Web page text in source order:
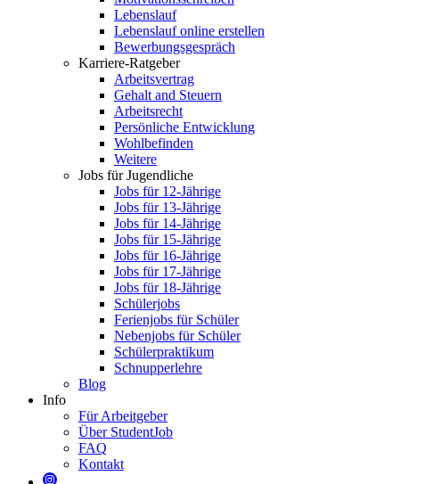
Lebenslauf
Lebenslauf online erstellen
Bewerbungsgespräch
Karriere-Ratgeber
Arbeitsvertrag
Gehalt and Steuern
Arbeitsrecht
Persönliche Entwicklung
Wohlbefinden
Weitere
Jobs für Jugendliche
Jobs für 12-Jährige
Jobs für 13-Jährige
Jobs für 14-Jährige
Jobs für 15-Jährige
Jobs für 16-Jährige
Jobs für 17-Jährige
Jobs für 18-Jährige
Schülerjobs
Ferienjobs für Schüler
Nebenjobs für Schüler
Schülerpraktikum
Schnupperlehre
Blog
Info
Für Arbeitgeber
Über StudentJob
FAQ
Kontakt